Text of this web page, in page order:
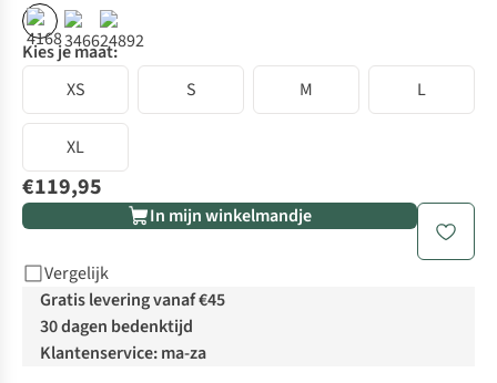
Kies je maat:
XS
S M L
XL
€119,95
In mijn winkelmandje
Vergelijk
Gratis levering vanaf €45
30 dagen bedenktijd
Klantenservice: ma-za